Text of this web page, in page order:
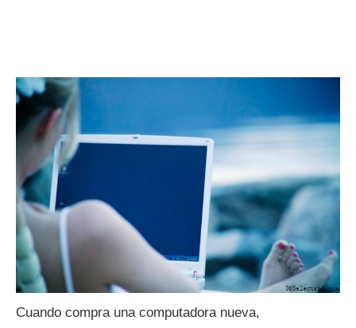
Cuando compra una computadora nueva,